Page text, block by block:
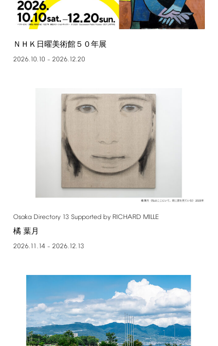
ＮＨＫ日曜美術館５０年展
2026.10.10 – 2026.12.20
Osaka Directory 13 Supported by RICHARD MILLE
橘 葉月
2026.11.14– 2026.12.13